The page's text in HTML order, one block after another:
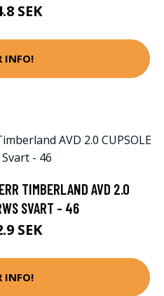
SEK
INFO!
TIMBERLAND AVD 2.0
SVART - 46
SEK
INFO!